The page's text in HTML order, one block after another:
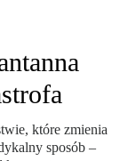
które zmienia
sposób –